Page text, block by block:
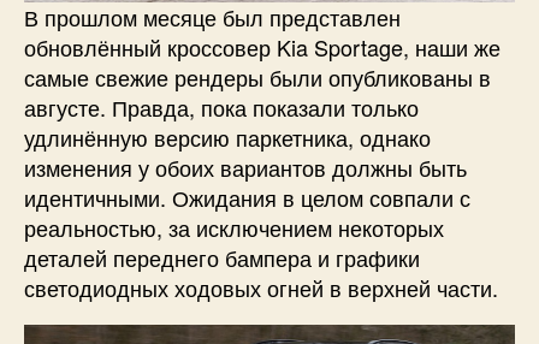
В прошлом месяце был представлен
обновлённый кроссовер Kia Sportage, наши же
самые свежие рендеры были опубликованы в
августе. Правда, пока показали только
удлинённую версию паркетника, однако
изменения у обоих вариантов должны быть
идентичными. Ожидания в целом совпали с
реальностью, за исключением некоторых
деталей переднего бампера и графики
светодиодных ходовых огней в верхней части.